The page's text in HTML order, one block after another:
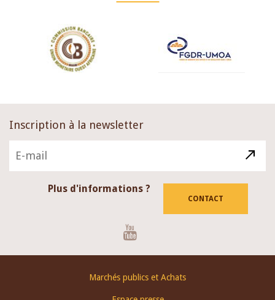
Inscription à la newsletter
Plus d'informations ?
CONTACT
Marchés publics et Achats